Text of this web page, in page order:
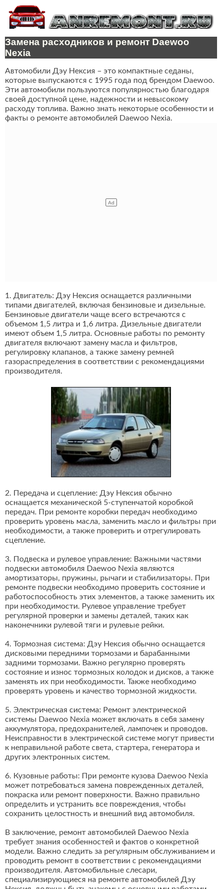
Замена расходников и ремонт Daewoo
Nexia
Автомобили Дэу Нексия – это компактные седаны,
которые выпускаются с 1995 года под брендом Daewoo.
Эти автомобили пользуются популярностью благодаря
своей доступной цене, надежности и невысокому
расходу топлива. Важно знать некоторые особенности и
факты о ремонте автомобилей Daewoo Nexia.
1. Двигатель: Дэу Нексия оснащается различными
типами двигателей, включая бензиновые и дизельные.
Бензиновые двигатели чаще всего встречаются с
объемом 1,5 литра и 1,6 литра. Дизельные двигатели
имеют объем 1,5 литра. Основные работы по ремонту
двигателя включают замену масла и фильтров,
регулировку клапанов, а также замену ремней
газораспределения в соответствии с рекомендациями
производителя.
2. Передача и сцепление: Дэу Нексия обычно
оснащается механической 5-ступенчатой коробкой
передач. При ремонте коробки передач необходимо
проверить уровень масла, заменить масло и фильтры при
необходимости, а также проверить и отрегулировать
сцепление.
3. Подвеска и рулевое управление: Важными частями
подвески автомобиля Daewoo Nexia являются
амортизаторы, пружины, рычаги и стабилизаторы. При
ремонте подвески необходимо проверить состояние и
работоспособность этих элементов, а также заменить их
при необходимости. Рулевое управление требует
регулярной проверки и замены деталей, таких как
наконечники рулевой тяги и рулевые рейки.
4. Тормозная система: Дэу Нексия обычно оснащается
дисковыми передними тормозами и барабанными
задними тормозами. Важно регулярно проверять
состояние и износ тормозных колодок и дисков, а также
заменять их при необходимости. Также необходимо
проверять уровень и качество тормозной жидкости.
5. Электрическая система: Ремонт электрической
системы Daewoo Nexia может включать в себя замену
аккумулятора, предохранителей, лампочек и проводов.
Неисправности в электрической системе могут привести
к неправильной работе света, стартера, генератора и
других электронных систем.
6. Кузовные работы: При ремонте кузова Daewoo Nexia
может потребоваться замена поврежденных деталей,
покраска или ремонт поверхности. Важно правильно
определить и устранить все повреждения, чтобы
сохранить целостность и внешний вид автомобиля.
В заключение, ремонт автомобилей Daewoo Nexia
требует знания особенностей и фактов о конкретной
модели. Важно следить за регулярным обслуживанием и
проводить ремонт в соответствии с рекомендациями
производителя. Автомобильные слесари,
специализирующиеся на ремонте автомобилей Дэу